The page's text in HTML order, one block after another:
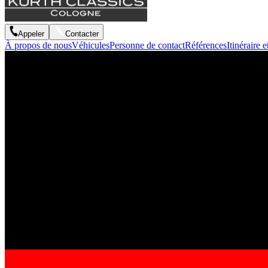
Appeler Contacter
À propos de nousVéhiculesPersonne de contactRéférencesItinéraire